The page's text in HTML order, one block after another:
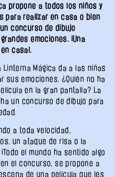
propone a todos los niños y
para realizar en casa o bien
concurso de dibujo
emociones. ¡Una
casa!.
Linterna Mágica da a las niñas
sus emociones. ¿Quién no ha
en la gran pantalla? La
un concurso de dibujo para
a toda velocidad,
un ataque de risa o la
el mundo ha sentido algo
el concurso, se propone a
de una película que les